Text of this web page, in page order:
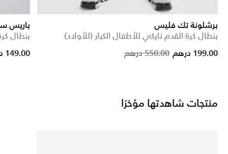
برشلونة تك فليس
بنطال كرة القدم نايكي للأطفال الكبار (للأولاد)
Price reduced from
550.00 درهمto 199.00 درهم
باريس
بنطال
149.00 درهم
منتجات شاهدتها مؤخرًا